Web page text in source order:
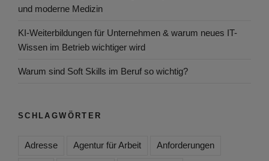
und moderne Medizin
KI-Weiterbildungen für Unternehmen & warum neues IT-
Wissen im Betrieb wichtiger wird
Warum sind Soft Skills im Beruf so wichtig?
SCHLAGWÖRTER
Adresse Agentur für Arbeit Anforderungen